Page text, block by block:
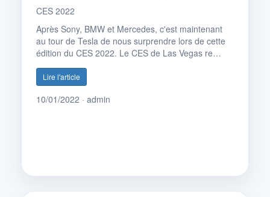
CES 2022
Après Sony, BMW et Mercedes, c'est maintenant
au tour de Tesla de nous surprendre lors de cette
édition du CES 2022. Le CES de Las Vegas re…
Lire l'article
10/01/2022 · admin